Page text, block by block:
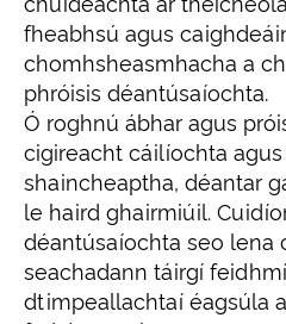
fheabhsú agus
chomhsheasmhacha a
phróisis déantúsaíochta.
Ó roghnú ábhar agus
cigireacht cáilíochta
shaincheaptha, déantar
le haird ghairmiúil.
déantúsaíochta seo lena
seachadann táirgí
dtimpeallachtaí éagsúla